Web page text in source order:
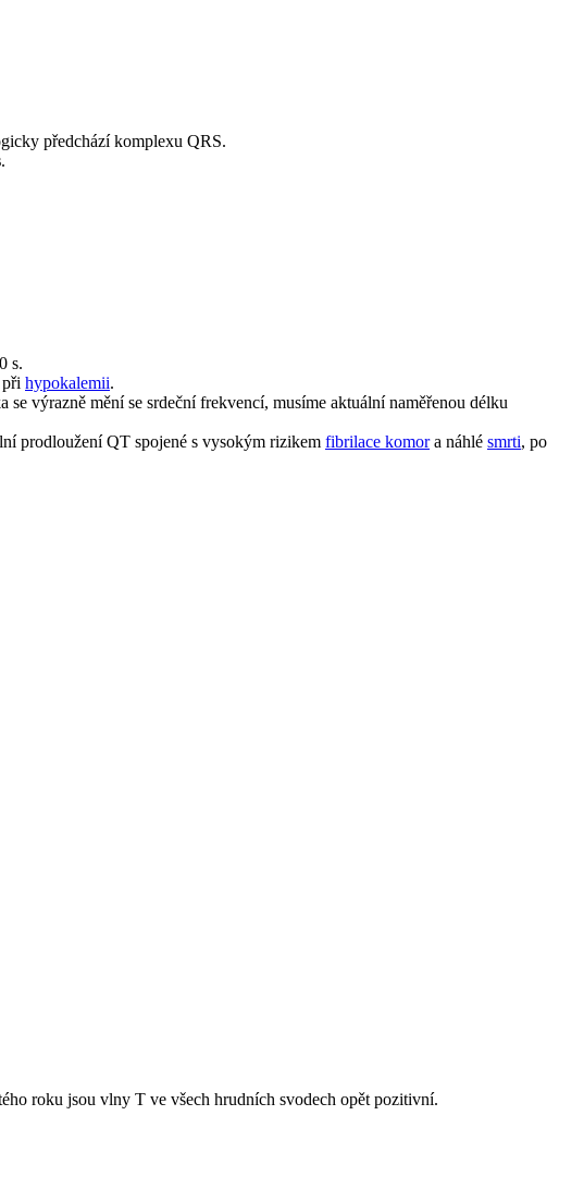
předchází komplexu QRS.
.
s.
hypokalemii.
výrazně mění se srdeční frekvencí, musíme aktuální naměřenou délku
prodloužení QT spojené s vysokým rizikem fibrilace komora náhlé smrti, po
roku jsou vlny T ve všech hrudních svodech opět pozitivní.